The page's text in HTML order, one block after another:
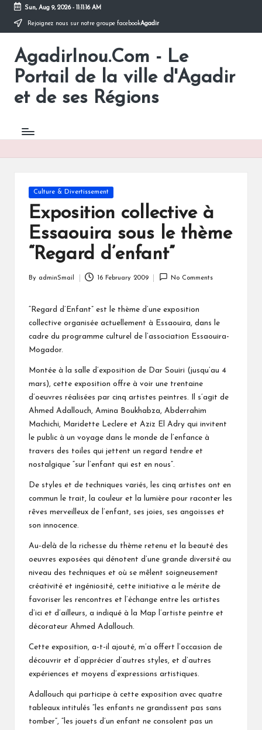
Skip
content
Sun, Aug 9, 2026- 11:11:17 AM
Rejoignez nous sur notre groupe facebookAgadir
AgadirInou.Com - Le
Portail de la ville d'Agadir
et de ses Régions
Toute
l'actualité
ville
en
un
Posted
in
Culture & Divertissement
Exposition collective à
Essaouira sous le thème
“Regard d’enfant”
By adminSmail 16 February 2009 No Comments
“Regard d’Enfant” est le thème d’une exposition
collective organisée actuellement à Essaouira, dans le
cadre du programme culturel de l’association Essaouira-
Mogador.
Montée à la salle d’exposition de Dar Souiri (jusqu’au 4
mars), cette exposition offre à voir une trentaine
d’oeuvres réalisées par cinq artistes peintres. Il s’agit de
Ahmed Adallouch, Amina Boukhabza, Abderrahim
Machichi, Maridette Leclere et Aziz El Adry qui invitent
le public à un voyage dans le monde de l’enfance à
travers des toiles qui jettent un regard tendre et
nostalgique “sur l’enfant qui est en nous”.
De styles et de techniques variés, les cinq artistes ont en
commun le trait, la couleur et la lumière pour raconter les
rêves merveilleux de l’enfant, ses joies, ses angoisses et
son innocence.
Au-delà de la richesse du thème retenu et la beauté des
oeuvres exposées qui dénotent d’une grande diversité au
niveau des techniques et où se mêlent soigneusement
créativité et ingéniosité, cette initiative a le mérite de
favoriser les rencontres et l’échange entre les artistes
d’ici et d’ailleurs, a indiqué à la Map l’artiste peintre et
décorateur Ahmed Adallouch.
Cette exposition, a-t-il ajouté, m’a offert l’occasion de
découvrir et d’apprécier d’autres styles, et d’autres
expériences et moyens d’expressions artistiques.
Adallouch qui participe à cette exposition avec quatre
tableaux intitulés “les enfants ne grandissent pas sans
tomber”, “les jouets d’un enfant ne consolent pas un